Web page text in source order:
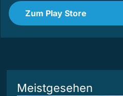
Zum Play Store
Meistgesehen